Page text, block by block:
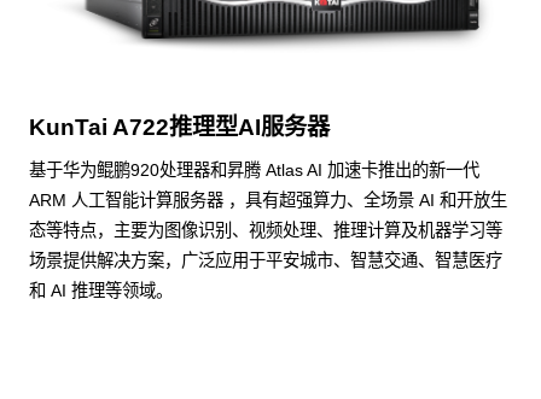
KunTai A722推理型AI服务器
基于华为鲲鹏920处理器和昇腾 Atlas AI 加速卡推出的新一代
ARM 人工智能计算服务器 ，具有超强算力、全场景 AI 和开放生
态等特点，主要为图像识别、视频处理、推理计算及机器学习等
场景提供解决方案，广泛应用于平安城市、智慧交通、智慧医疗
和 AI 推理等领域。